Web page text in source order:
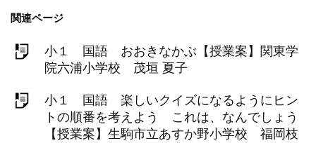
関連ページ
小１ 国語 おおきなかぶ【授業案】関東学
院六浦小学校 茂垣 夏子
小１ 国語 楽しいクイズになるようにヒン
トの順番を考えよう これは、なんでしょう
【授業案】生駒市立あすか野小学校 福岡枝